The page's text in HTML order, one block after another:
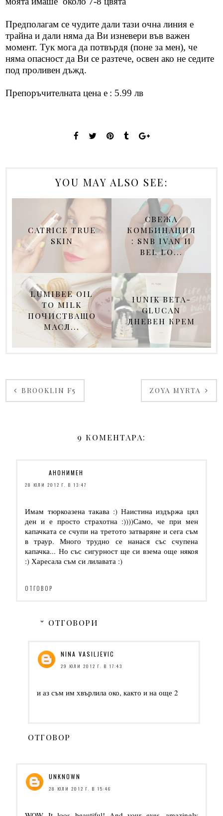
Предполагам се чудите дали тази очна линия е
трайна и дали няма да Ви изневери във важен
момент. Тук мога да потвърдя (поне за мен), че
няма опасност да Ви се разтече, освен ако не седите
под проливен дъжд.
Препоръчителната цена е : 5.99 лв
YOU MAY ALSO SEE:
CATRICE TRUE
SKIN
СВЕЖА
КОМБИНАЦИЯ
: SNB IVAN И
BEL LO...
LUMIBEE OIL
TO MILK
ПОЧИСТВАЩО
МАСЛ...
IUNIK BETA-
GLUCAN
ДНЕВЕН КРЕМ
BROOKLIN F5 ZOYA MYRTA
9 КОМЕНТАРА:
АНОНИМЕН
28 ЮЛИ 2012 Г. В 13:47
Имам тюркоазена такава :) Наистина издържа цял
ден и е просто страхотна :))))Само, че при мен
капачката се счупи на третото затваряне и сега съм
в траур. Много трудно се нанася със счупена
капачка... Но със сигурност ще си взема още някоя
:) Харесала съм си лилавата :)
ОТГОВОР
ОТГОВОРИ
NINA VASILJEVIC
29 ЮЛИ 2012 Г. В 17:43
и аз съм им хвърлила око, както и на още 2
ОТГОВОР
UNKNOWN
28 ЮЛИ 2012 Г. В 15:46